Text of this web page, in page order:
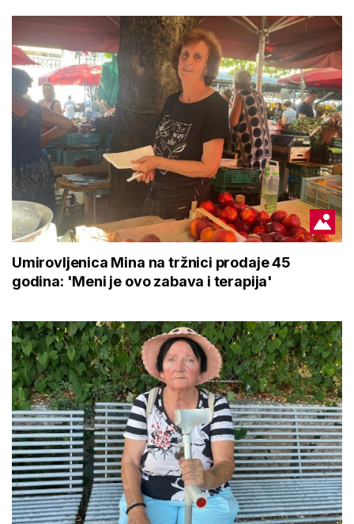
Umirovljenica Mina na tržnici prodaje 45
godina: 'Meni je ovo zabava i terapija'